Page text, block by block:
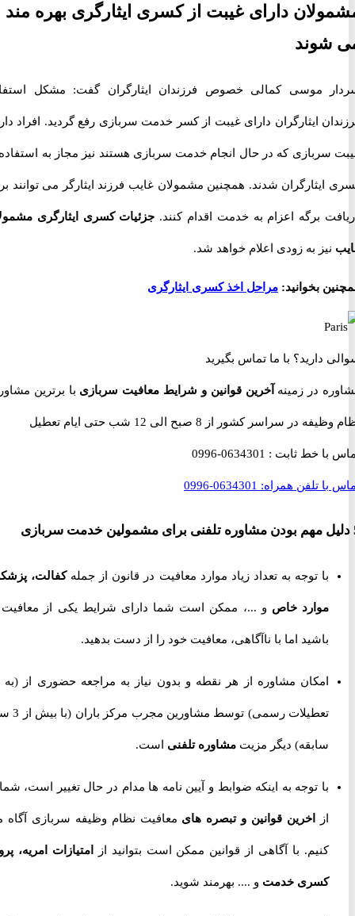
دارای غیبت از کسری ایثارگری بهره مند
موسی کمالی خصوص فرزندان ایثارگران گفت: مشکل استفاده
ایثارگران دارای غیبت از کسر خدمت سربازی رفع گردید. افراد دارای
که در حال انجام خدمت سربازی هستند نیز مجاز به استفاده از
شدند. همچنین مشمولان غایب فرزند ایثارگر می توانند برای
برگه اعزام به خدمت اقدام کنند.جزئیات کسری ایثارگری مشمولان
به زودی اعلام خواهد شد.
بخوانید: مراحل اخذ کسری ایثارگری
دارید؟ با ما تماس بگیرید
در زمینهآخرین قوانین و شرایط معافیت سربازیبا برترین مشاوران
در سراسر کشور از 8 صبح الی 12 شب حتی ایام تعطیل
با خط ثابت :0634301-0996
تلفن همراه:0634301-0996
با توجه به تعداد زیاد موارد معافیت در قانون از جملهکفالت، پزشکی،
موارد خاصو ...، ممکن است شما دارای شرایط یکی از معافیت ها
باشید اما با ناآگاهی، معافیت خود را از دست بدهید.
امکان مشاوره از هر نقطه و بدون نیاز به مراجعه حضوری از (به جز
تعطیلات رسمی) توسط مشاورین مجرب مرکز باران (با بیش از 3 سال
سابقه) دیگر مزیت مشاوره تلفنیاست.
با توجه به اینکه ضوابط و آیین نامه ها مدام در حال تغییر است، شما را
اخرین قوانین و تبصره هایمعافیت نظام وظیفه سربازی آگاه می
کنیم. با آگاهی از قوانین ممکن است بتوانید ازامتیازات امریه، پروژه
کسری خدمتو .... بهرمند شوید.